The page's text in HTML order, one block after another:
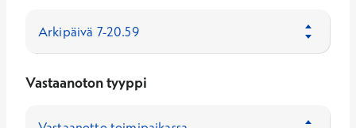
Vastaanoton tyyppi